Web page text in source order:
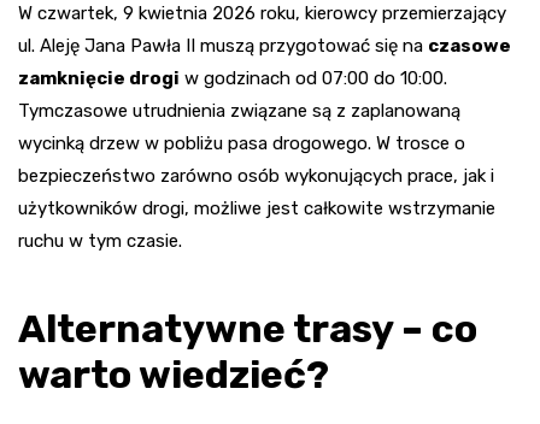
W czwartek, 9 kwietnia 2026 roku, kierowcy przemierzający
ul. Aleję Jana Pawła II muszą przygotować się na czasowe
zamknięcie drogi w godzinach od 07:00 do 10:00.
Tymczasowe utrudnienia związane są z zaplanowaną
wycinką drzew w pobliżu pasa drogowego. W trosce o
bezpieczeństwo zarówno osób wykonujących prace, jak i
użytkowników drogi, możliwe jest całkowite wstrzymanie
ruchu w tym czasie.
Alternatywne trasy – co
warto wiedzieć?